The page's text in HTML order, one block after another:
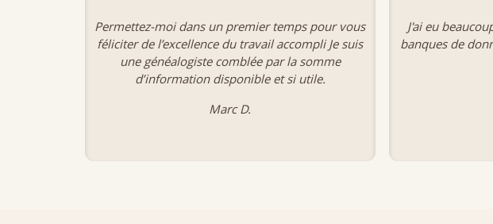
J'ai eu beaucoup de plaisir à naviguer dans vos
banques de données. C'est un outil fantastique et
très précieux.
Danièle M.
Merci pour
hommage à
de cette